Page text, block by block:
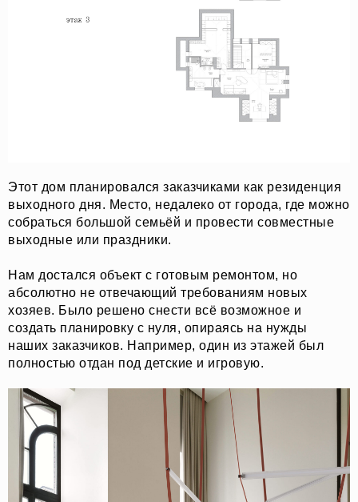
Этот дом планировался заказчиками как резиденция
выходного дня. Место, недалеко от города, где можно
собраться большой семьёй и провести совместные
выходные или праздники.
Нам достался объект с готовым ремонтом, но
абсолютно не отвечающий требованиям новых
хозяев. Было решено снести всё возможное и
создать планировку с нуля, опираясь на нужды
наших заказчиков. Например, один из этажей был
полностью отдан под детские и игровую.